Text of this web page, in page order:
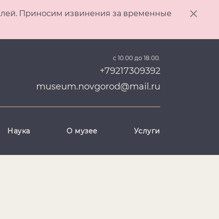
Приносим извинения за временные
с 10.00 до 18.00.
+79217309392
museum.novgorod@mail.ru
Наука О музее Услуги